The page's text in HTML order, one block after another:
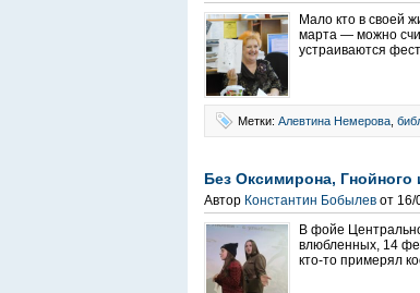
Мало кто в своей
марта — можно
устраиваются
Метки: Алевтина Немерова
Без Оксимирона,
Автор Константин Бобылев от 16/
В фойе
влюбленных, 14
кто-то примерял